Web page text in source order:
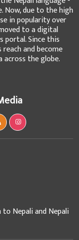
Now, due to the high
in popularity over
to a digital
portal. Since this
and become
across the globe.
Nepali and Nepali